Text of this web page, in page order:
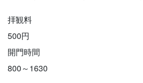
拝観料
500円
開門時間
800～1630